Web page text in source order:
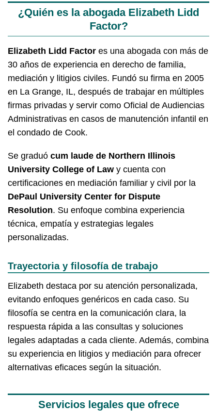
¿Quién es la abogada Elizabeth Lidd
Factor?
Elizabeth Lidd Factor es una abogada con más de
30 años de experiencia en derecho de familia,
mediación y litigios civiles. Fundó su firma en 2005
en La Grange, IL, después de trabajar en múltiples
firmas privadas y servir como Oficial de Audiencias
Administrativas en casos de manutención infantil en
el condado de Cook.
Se graduó cum laude de Northern Illinois
University College of Law y cuenta con
certificaciones en mediación familiar y civil por la
DePaul University Center for Dispute
Resolution. Su enfoque combina experiencia
técnica, empatía y estrategias legales
personalizadas.
Trayectoria y filosofía de trabajo
Elizabeth destaca por su atención personalizada,
evitando enfoques genéricos en cada caso. Su
filosofía se centra en la comunicación clara, la
respuesta rápida a las consultas y soluciones
legales adaptadas a cada cliente. Además, combina
su experiencia en litigios y mediación para ofrecer
alternativas eficaces según la situación.
Servicios legales que ofrece